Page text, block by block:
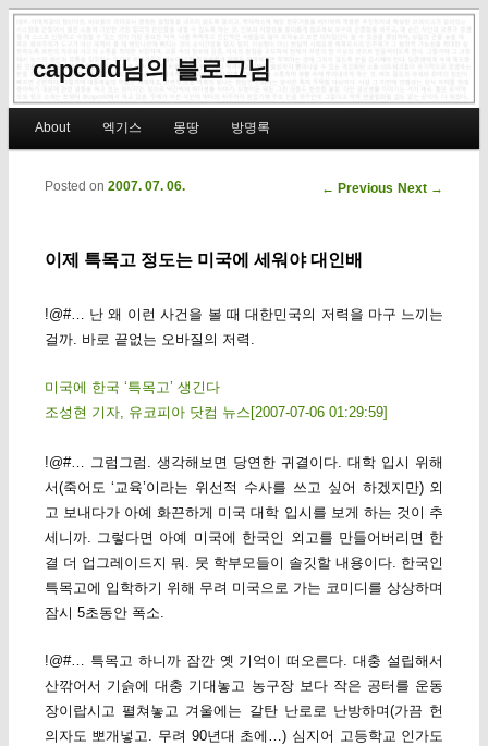
capcold님의 블로그님
Skip to primary content
Skip to secondary content
About 엑기스 몽땅 방명록
Post navigation
← Previous Next →
이제 특목고 정도는 미국에 세워야 대인배
Posted on 2007. 07. 06.
!@#… 난 왜 이런 사건을 볼 때 대한민국의 저력을 마구 느끼는
걸까. 바로 끝없는 오바질의 저력.
미국에 한국 ‘특목고’ 생긴다
조성현 기자, 유코피아 닷컴 뉴스[2007-07-06 01:29:59]
!@#… 그럼그럼. 생각해보면 당연한 귀결이다. 대학 입시 위해
서(죽어도 ‘교육’이라는 위선적 수사를 쓰고 싶어 하겠지만) 외
고 보내다가 아예 화끈하게 미국 대학 입시를 보게 하는 것이 추
세니까. 그렇다면 아예 미국에 한국인 외고를 만들어버리면 한
결 더 업그레이드지 뭐. 뭇 학부모들이 솔깃할 내용이다. 한국인
특목고에 입학하기 위해 무려 미국으로 가는 코미디를 상상하며
잠시 5초동안 폭소.
!@#… 특목고 하니까 잠깐 옛 기억이 떠오른다. 대충 설립해서
산깎어서 기슭에 대충 기대놓고 농구장 보다 작은 공터를 운동
장이랍시고 펼쳐놓고 겨울에는 갈탄 난로로 난방하며(가끔 헌
의자도 뽀개넣고. 무려 90년대 초에…) 심지어 고등학교 인가도